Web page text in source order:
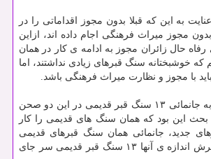
به این كه قبلا بدون مجوز اقداماتی را در
مجوز میراث فرهنگی اجام داده اند، ازاین
حال زائران مجوز به ادامه ی كار در همان
خوشبختانه سنگ قبرهای زیادی نداشتند، اما
با مجوز و نظارت میراث فرهنگی باشد.
رحیم زاده، با اشاره به جانمائی ۱۳ سنگ قبر قدیمی در این دو صحن
بحث این بود كه همان سنگ های قدیمی را كار
جدید، جانمائی همان سنگ قبرهای قدیمی
انجام می گردد و با برش اندازه ی آنها ۱۳ سنگ قبر قدیمی سر جای